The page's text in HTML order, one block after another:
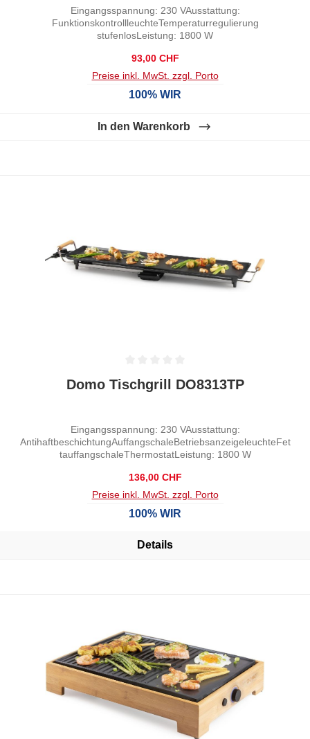
Eingangsspannung: 230 VAusstattung:
FunktionskontrollleuchteTemperaturregulierung
stufenlosLeistung: 1800 W
Regulärer Preis:
93,00 CHF
Preise inkl. MwSt. zzgl. Porto
100% WIR
In den Warenkorb
Durchschnittliche Bewertung von 0 von 5 Sternen
Domo Tischgrill DO8313TP
Eingangsspannung: 230 VAusstattung:
AntihaftbeschichtungAuffangschaleBetriebsanzeigeleuchteFet
tauffangschaleThermostatLeistung: 1800 W
Regulärer Preis:
136,00 CHF
Preise inkl. MwSt. zzgl. Porto
100% WIR
Details